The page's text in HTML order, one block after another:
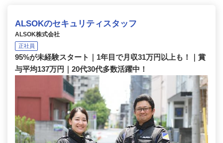
ALSOKのセキュリティスタッフ
ALSOK株式会社
正社員
95%が未経験スタート｜1年目で月収31万円以上も！｜賞
与平均137万円｜20代30代多数活躍中！